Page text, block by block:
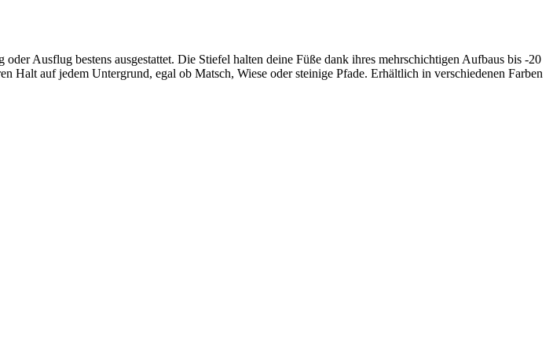
Ausflug bestens ausgestattet. Die Stiefel halten deine Füße dank ihres mehrschichtigen Aufbaus bis -20
Halt auf jedem Untergrund, egal ob Matsch, Wiese oder steinige Pfade. Erhältlich in verschiedenen Farben